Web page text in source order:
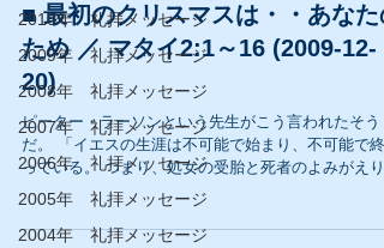
2010年 礼拝メッセージ
2009年 礼拝メッセージ
2008年 礼拝メッセージ
2007年 礼拝メッセージ
2006年 礼拝メッセージ
2005年 礼拝メッセージ
2004年 礼拝メッセージ
■ 最初のクリスマスは・・あなた
ため ／ マタイ2:1～16 (2009-12-
20)
ピーター・ラーソンという先生がこう言われたそう
だ。 「イエスの生涯は不可能で始まり、不可能で終わ
っている。 つまり、処女の受胎と死者のよみがえりで
ある。 イエスは《入るな》書かれた扉からこの世に入
り、《出るな》と書かれた扉から出て行かれた。 ...